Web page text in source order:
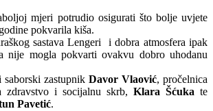
mjeri potrudio osigurati što bolje uvjete
pokvarila kiša.
sastava Lengeri i dobra atmosfera ipak
nije mogla pokvarti ovakvu dobro uhodanu
zastupnik Davor Vlaović, pročelnica
zdravstvo i socijalnu skrb, Klara Šćuka te
Pavetić.